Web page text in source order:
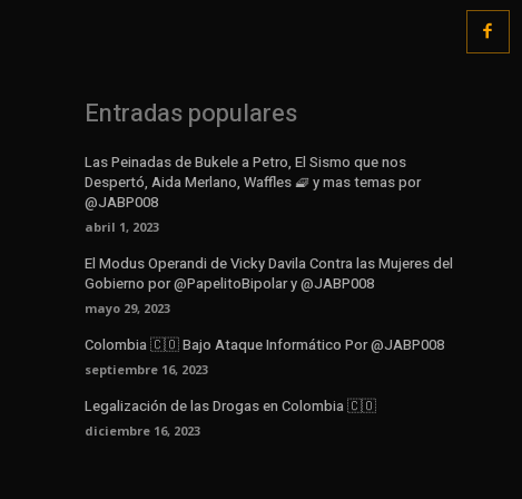
Entradas populares
Las Peinadas de Bukele a Petro, El Sismo que nos
Despertó, Aida Merlano, Waffles 🧇 y mas temas por
@JABP008
abril 1, 2023
El Modus Operandi de Vicky Davila Contra las Mujeres del
Gobierno por @PapelitoBipolar y @JABP008
mayo 29, 2023
Colombia 🇨🇴 Bajo Ataque Informático Por @JABP008
septiembre 16, 2023
Legalización de las Drogas en Colombia 🇨🇴
diciembre 16, 2023